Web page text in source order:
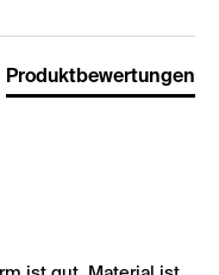
Produktbewertungen